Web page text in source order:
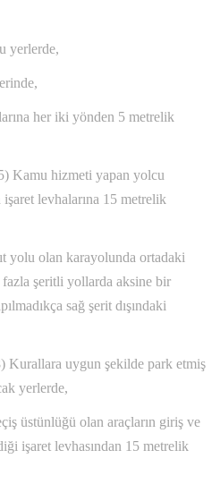
yerlerde,
her iki yönden 5 metrelik
Kamu hizmeti yapan yolcu
işaret levhalarına 15 metrelik
yolu olan karayolunda ortadaki
fazla şeritli yollarda aksine bir
sağ şerit dışındaki
Kurallara uygun şekilde park etmiş
yerlerde,
üstünlüğü olan araçların giriş ve
işaret levhasından 15 metrelik